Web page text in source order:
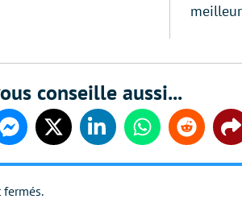
conseille aussi...
MessengerTwitter LinkedinWhatsappReddit
fermés.